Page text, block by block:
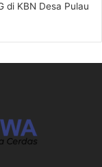
di KBN Desa Pulau